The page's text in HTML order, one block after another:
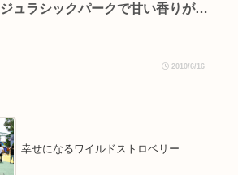
ジュラシックパークで甘い香りが…
2010/6/16
幸せになるワイルドストロベリー